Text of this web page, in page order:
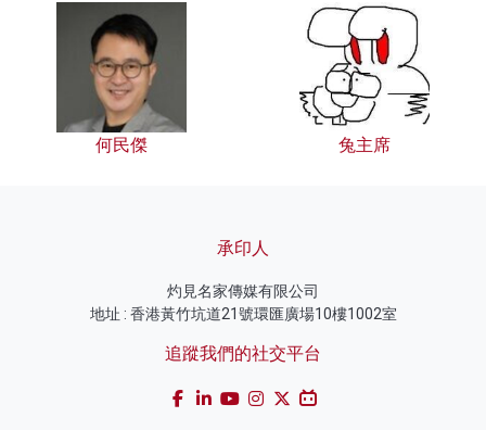
何民傑 兔主席
承印人
灼見名家傳媒有限公司
地址 : 香港黃竹坑道21號環匯廣場10樓1002室
追蹤我們的社交平台